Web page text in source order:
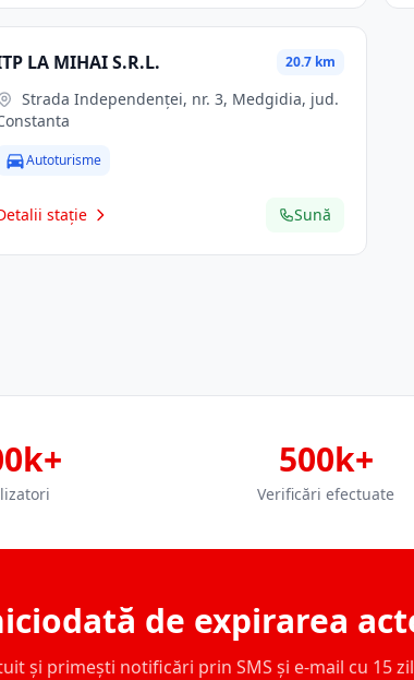
LA MIHAI S.R.L. 20.7 km
Autoturisme
stație Sună
500k+
Verificări efectuate
de expirarea
și primești notificări prin SMS și e-mail cu 15